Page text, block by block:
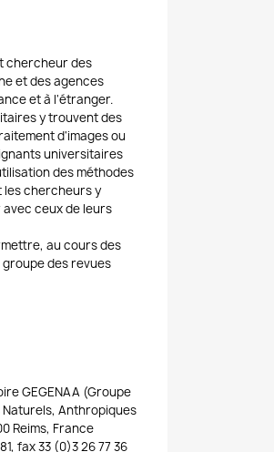
chercheur des
et des agences
et à l'étranger.
y trouvent des
d'images ou
universitaires
des méthodes
les chercheurs y
ceux de leurs
au cours des
des revues
GEGENAA (Groupe
Naturels, Anthropiques
Reims, France
fax 33 (0)3 26 77 36